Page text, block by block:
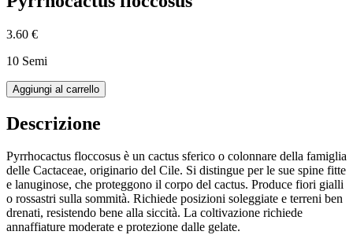
3.60 €
10 Semi
Aggiungi al carrello
Descrizione
Pyrrhocactus floccosus è un cactus sferico o colonnare della famiglia
delle Cactaceae, originario del Cile. Si distingue per le sue spine fitte
e lanuginose, che proteggono il corpo del cactus. Produce fiori gialli
o rossastri sulla sommità. Richiede posizioni soleggiate e terreni ben
drenati, resistendo bene alla siccità. La coltivazione richiede
annaffiature moderate e protezione dalle gelate.